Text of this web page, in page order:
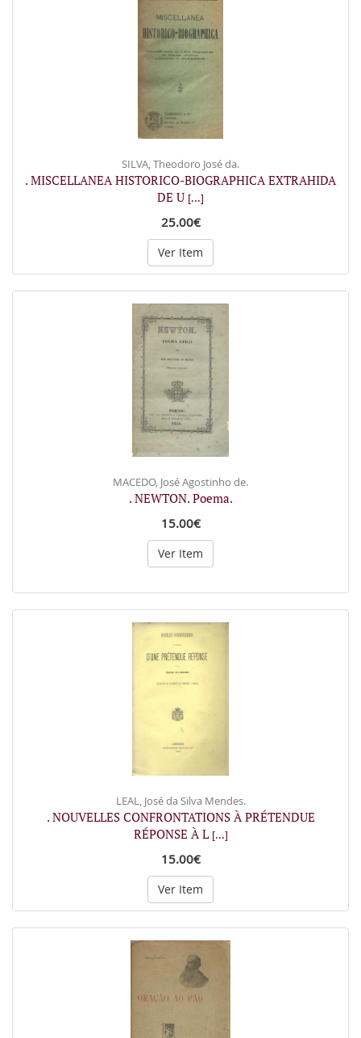
SILVA, Theodoro José da.
. MISCELLANEA HISTORICO-BIOGRAPHICA EXTRAHIDA
DE U [...]
25.00€
Ver Item
MACEDO, José Agostinho de.
. NEWTON. Poema.
15.00€
Ver Item
LEAL, José da Silva Mendes.
. NOUVELLES CONFRONTATIONS À PRÉTENDUE
RÉPONSE À L [...]
15.00€
Ver Item